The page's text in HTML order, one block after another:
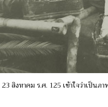
สิงหาคม ร.ศ. 125 เข้าใจว่าเป็นภ